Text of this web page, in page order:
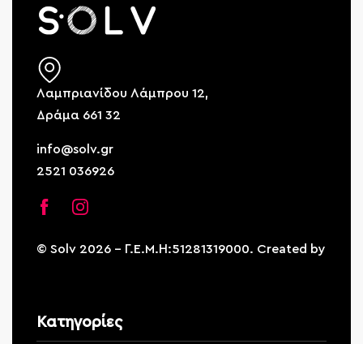
Λαμπριανίδου Λάμπρου 12,
Δράμα 661 32
info@solv.gr
2521 036926
© Solv 2026 – Γ.E.M.Η:51281319000. Created by
Κατηγορίες